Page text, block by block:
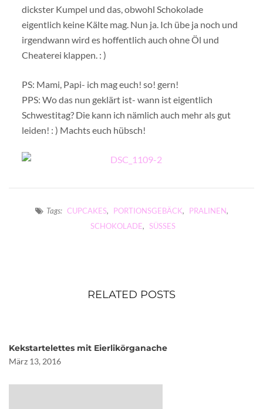
dickster Kumpel und das, obwohl Schokolade
eigentlich keine Kälte mag. Nun ja. Ich übe ja noch und
irgendwann wird es hoffentlich auch ohne Öl und
Cheaterei klappen. : )
PS: Mami, Papi- ich mag euch! so! gern!
PPS: Wo das nun geklärt ist- wann ist eigentlich
Schwestitag? Die kann ich nämlich auch mehr als gut
leiden! : ) Machts euch hübsch!
Tags: CUPCAKES, PORTIONSGEBÄCK, PRALINEN,
SCHOKOLADE, SÜSSES
RELATED POSTS
Kekstartelettes mit Eierlikörganache
März 13, 2016